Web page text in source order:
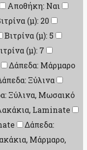
Αποθήκη: Ναι
(μ): 20
Βιτρίνα (μ): 5
(μ): 7
Δάπεδα: Μάρμαρο
Ξύλινα
Ξύλινα, Μωσαικό
Laminate
Δάπεδα:
Μάρμαρο,